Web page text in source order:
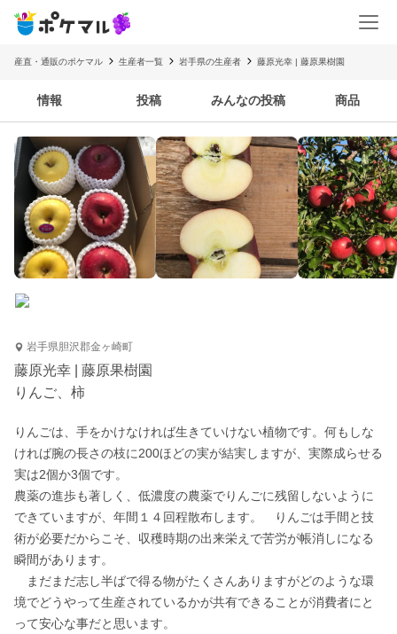
産直・通販のポケマル 生産者一覧 岩手県の生産者 藤原光幸 | 藤原果樹園
情報 投稿 みんなの投稿 商品
岩手県胆沢郡金ヶ崎町
藤原光幸 | 藤原果樹園
りんご、柿
りんごは、手をかけなければ生きていけない植物です。何もしな
ければ腕の長さの枝に200ほどの実が結実しますが、実際成らせる
実は2個か3個です。
農薬の進歩も著しく、低濃度の農薬でりんごに残留しないように
できていますが、年間１４回程散布します。　りんごは手間と技
術が必要だからこそ、収穫時期の出来栄えで苦労が帳消しになる
瞬間があります。
まだまだ志し半ばで得る物がたくさんありますがどのような環
境でどうやって生産されているかが共有できることが消費者にと
って安心な事だと思います。